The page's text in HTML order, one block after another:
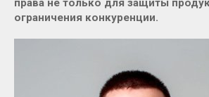
права не только для защиты
ограничения конкуренции.